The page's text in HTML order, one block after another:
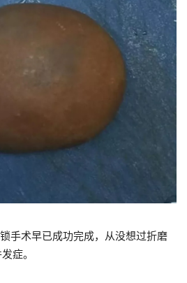
手术早已成功完成，从没想过折磨
症。